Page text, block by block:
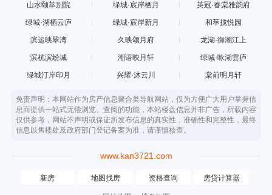
山水颐萃别院 绿城·宸岸栖月 英冠·春棠雅韵府
绿城·湖栖云庐 绿城·宸岸新月 和萃揽悦园
滨运映翠湾 久映颂月府 龙湖·御潮江上
滨杭滨纷城 潮语映月轩 绿城·咏湖雲庐
绿城汀岸印月 兴耀·沐云川 棠前明月轩
免责声明：本网站作为房产信息聚合类导航网站，仅为方便广大用户掌握信
息而提供一站式无偿浏览、查阅的功能，本站楼盘信息并非广告，所载内容
仅供参考，网站不声明或保证所发布信息的真实性，准确性和完整性，最终
信息以售楼处及政府部门登记备案为准，请谨慎核查。
www.kan3721.com
新房 地图找房 资格查询 房贷计算器